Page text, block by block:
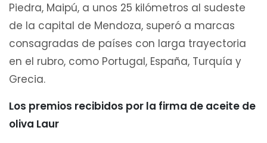
Piedra, Maipú, a unos 25 kilómetros al sudeste
de la capital de Mendoza, superó a marcas
consagradas de países con larga trayectoria
en el rubro, como Portugal, España, Turquía y
Grecia.
Los premios recibidos por la firma de aceite de
oliva Laur